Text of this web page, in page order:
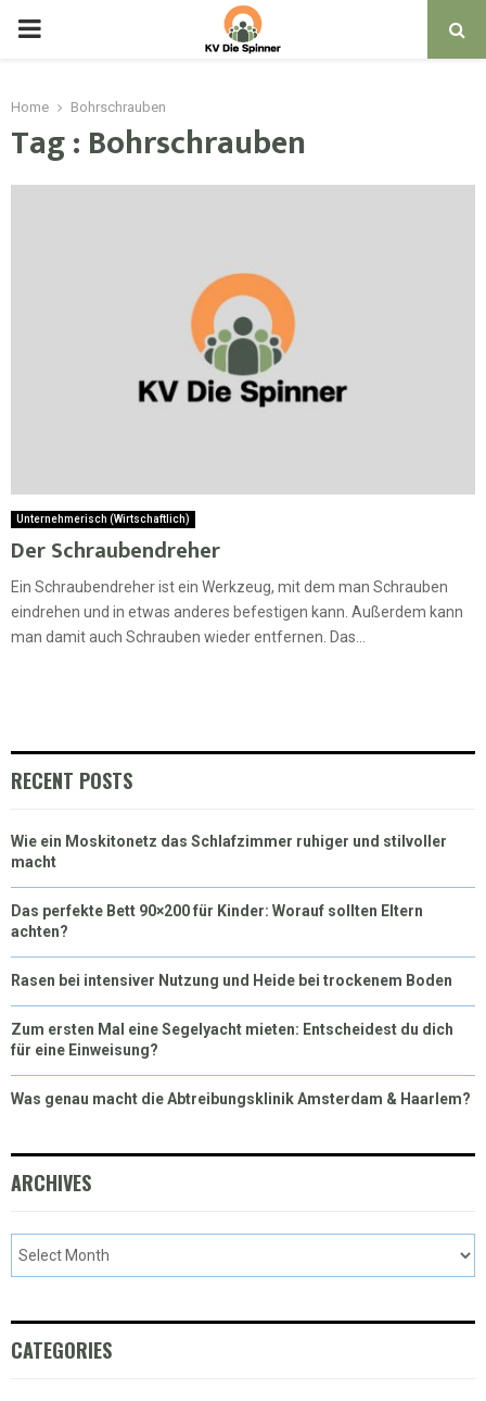
PRIMARY
Home Bohrschrauben
Tag : Bohrschrauben
Unternehmerisch (Wirtschaftlich)
Der Schraubendreher
Ein Schraubendreher ist ein Werkzeug, mit dem man Schrauben
eindrehen und in etwas anderes befestigen kann. Außerdem kann
man damit auch Schrauben wieder entfernen. Das...
RECENT POSTS
Wie ein Moskitonetz das Schlafzimmer ruhiger und stilvoller
macht
Das perfekte Bett 90×200 für Kinder: Worauf sollten Eltern
achten?
Rasen bei intensiver Nutzung und Heide bei trockenem Boden
Zum ersten Mal eine Segelyacht mieten: Entscheidest du dich
für eine Einweisung?
Was genau macht die Abtreibungsklinik Amsterdam & Haarlem?
ARCHIVES
CATEGORIES